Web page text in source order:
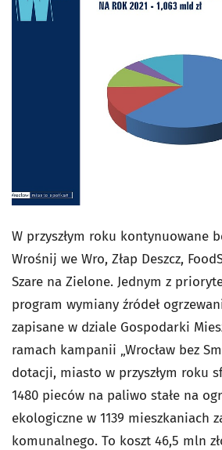
W przyszłym roku kontynuowane
Wrośnij we Wro, Złap Deszcz,
Szare na Zielone. Jednym z
program wymiany źródeł
zapisane w dziale Gospodarki
ramach kampanii „Wrocław bez
dotacji, miasto w przyszłym roku
1480 pieców na paliwo stałe na
ekologiczne w 1139 mieszkaniach
komunalnego. To koszt 46,5 mln